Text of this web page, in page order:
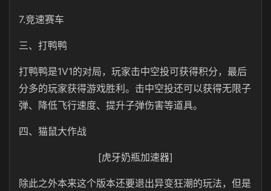
7.竞速赛车
三、打鸭鸭
打鸭鸭是1V1的对局，玩家击中空投可获得积分，最后
分多的玩家获得游戏胜利。击中空投还可以获得无限子
弹、降低飞行速度、提升子弹伤害等道具。
四、猫鼠大作战
[虎牙奶瓶加速器]
除此之外本来这个版本还要退出异变狂潮的玩法，但是